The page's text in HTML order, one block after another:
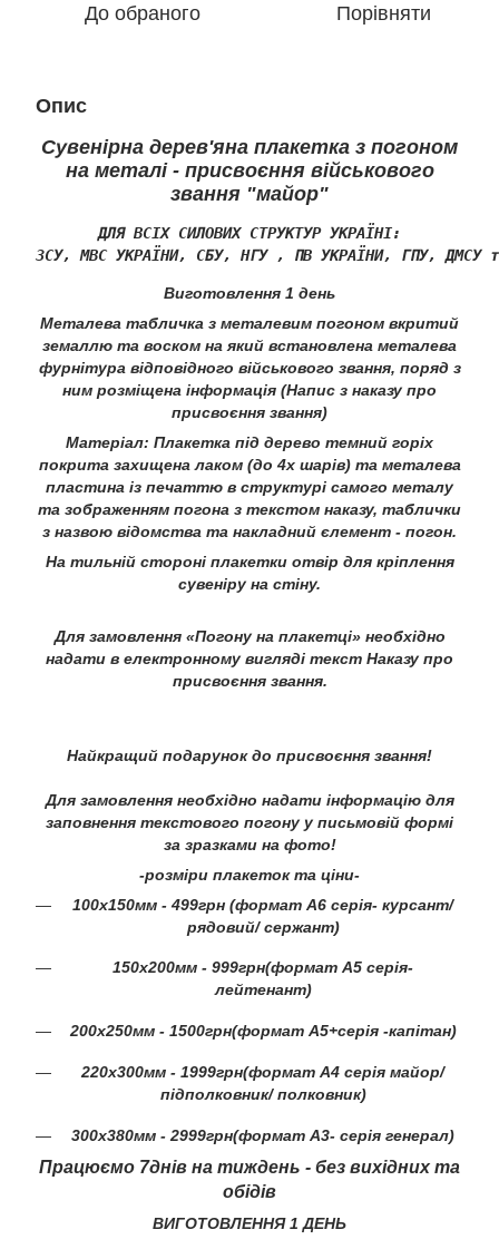
До обраного Порівняти
Опис
Сувенірна дерев'яна плакетка з погоном
на металі - присвоєння військового
звання "майор"
ДЛЯ ВСІХ СИЛОВИХ СТРУКТУР УКРАЇНІ:
Виготовлення 1 день
Металева табличка з металевим погоном вкритий
земаллю та воском на який встановлена металева
фурнітура відповідного військового звання, поряд з
ним розміщена інформація (Напис з наказу про
присвоєння звання)
Матеріал: Плакетка під дерево темний горіх
покрита захищена лаком (до 4х шарів) та металева
пластина із печаттю в структурі самого металу
та зображенням погона з текстом наказу, таблички
з назвою відомства та накладний єлемент - погон.
На тильній стороні плакетки отвір для кріплення
сувеніру на стіну.
Для замовлення «Погону на плакетці» необхідно
надати в електронному вигляді текст Наказу про
присвоєння звання.
Найкращий подарунок до присвоєння звання!
Для замовлення необхідно надати інформацію для
заповнення текстового погону у письмовій формі
за зразками на фото!
-розміри плакеток та ціни-
100х150мм - 499грн (формат А6 серія- курсант/
рядовий/ сержант)
150х200мм - 999грн(формат А5 серія-
лейтенант)
200х250мм - 1500грн(формат А5+серія -капітан)
220х300мм - 1999грн(формат А4 серія майор/
підполковник/ полковник)
300х380мм - 2999грн(формат А3- серія генерал)
Працюємо 7днів на тиждень - без вихідних та
обідів
ВИГОТОВЛЕННЯ 1 ДЕНЬ